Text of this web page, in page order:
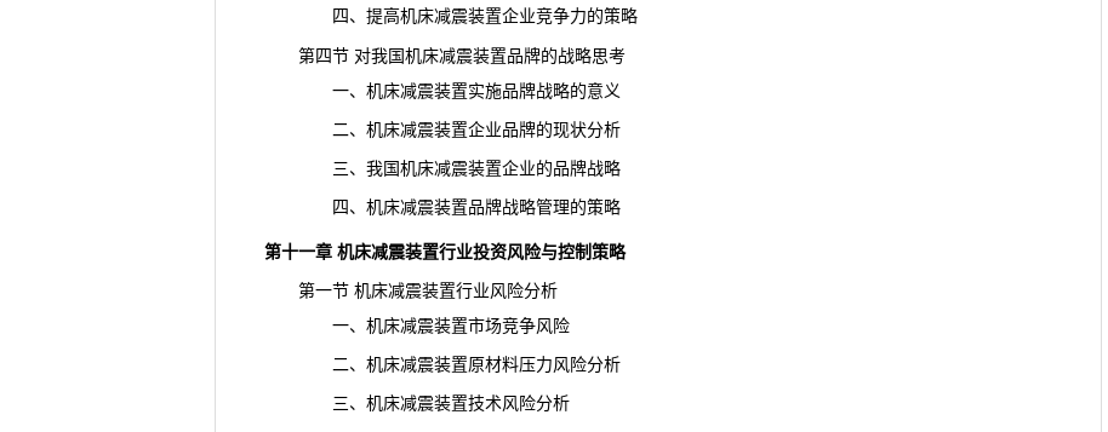
四、提高机床减震装置企业竞争力的策略
第四节 对我国机床减震装置品牌的战略思考
一、机床减震装置实施品牌战略的意义
二、机床减震装置企业品牌的现状分析
三、我国机床减震装置企业的品牌战略
四、机床减震装置品牌战略管理的策略
第十一章 机床减震装置行业投资风险与控制策略
第一节 机床减震装置行业风险分析
一、机床减震装置市场竞争风险
二、机床减震装置原材料压力风险分析
三、机床减震装置技术风险分析